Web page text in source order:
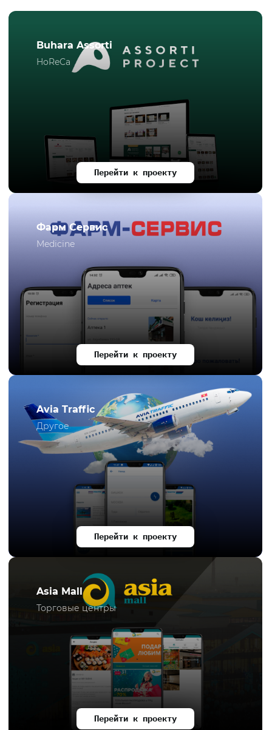
Buhara Assorti
HoReCa
Перейти к проекту
Фарм Сервис
Medicine
Перейти к проекту
Avia Traffic
Другое
Перейти к проекту
Asia Mall
Торговые центры
Перейти к проекту